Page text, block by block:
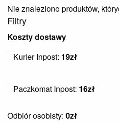
Nie znaleziono produktów,
Filtry
Koszty dostawy
Kurier Inpost: 19zł
Paczkomat Inpost: 16zł
Odbiór osobisty: 0zł